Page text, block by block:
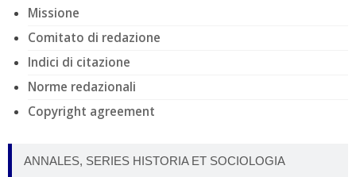
Missione
Comitato di redazione
Indici di citazione
Norme redazionali
Copyright agreement
ANNALES, SERIES HISTORIA ET SOCIOLOGIA